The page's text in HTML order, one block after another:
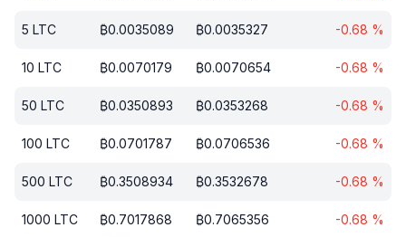
5 LTC ₿0.0035089 ₿0.0035327 -0.68 %
10 LTC ₿0.0070179 ₿0.0070654 -0.68 %
50 LTC ₿0.0350893 ₿0.0353268 -0.68 %
100 LTC ₿0.0701787 ₿0.0706536 -0.68 %
500 LTC ₿0.3508934 ₿0.3532678 -0.68 %
1000 LTC ₿0.7017868 ₿0.7065356 -0.68 %